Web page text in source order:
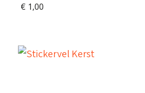
€ 1,00